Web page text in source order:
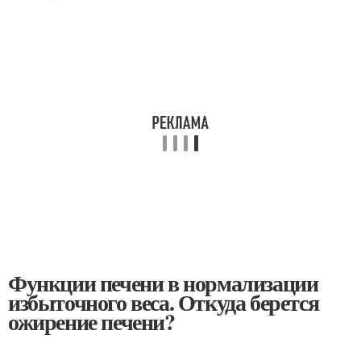
Функции печени в нормализации
избыточного веса. Откуда берется
ожирение печени?